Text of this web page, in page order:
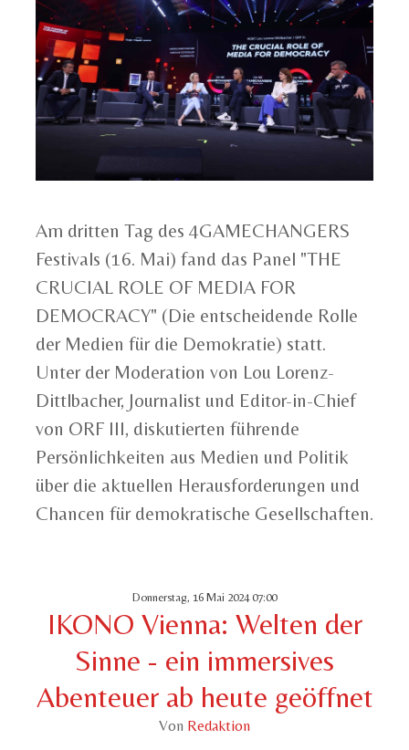
Am dritten Tag des 4GAMECHANGERS
Festivals (16. Mai) fand das Panel "THE
CRUCIAL ROLE OF MEDIA FOR
DEMOCRACY" (Die entscheidende Rolle
der Medien für die Demokratie) statt.
Unter der Moderation von Lou Lorenz-
Dittlbacher, Journalist und Editor-in-Chief
von ORF III, diskutierten führende
Persönlichkeiten aus Medien und Politik
über die aktuellen Herausforderungen und
Chancen für demokratische Gesellschaften.
Donnerstag, 16 Mai 2024 07:00
IKONO Vienna: Welten der
Sinne - ein immersives
Abenteuer ab heute geöffnet
Von Redaktion